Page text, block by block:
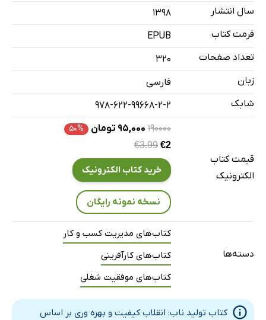
4: طرز کار کارخانه
5: طراحى خودرو
8: مدیریت بنگاه اقتصادى ناب
سال انتشار
۱۳۹۸
فرمت کتاب
EPUB
تعداد صفحات
320
زبان
فارسی
شابک
978-622-99668-2-2
قیمت کتاب
الکترونیک
۱۹۰۰۰۰ ۹۵,۰۰۰ تومان ۵۰%
€3.99 €2
خرید کتاب الکترونیک
نسخه نمونه رایگان
دسته‌ها
کتاب‌های مدیریت کسب و کار
کتاب‌های کارآفرینی
کتاب‌های موفقیت شغلی
کتاب تولید ناب: انقلاب کیفیت و بهره وری بر اساس